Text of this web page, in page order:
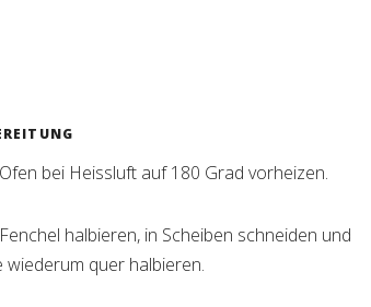
bei Heissluft auf 180 Grad vorheizen.
halbieren, in Scheiben schneiden und
wiederum quer halbieren.